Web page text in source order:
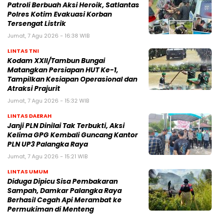
Patroli Berbuah Aksi Heroik, Satlantas
Polres Kotim Evakuasi Korban
Tersengat Listrik
Jumat, 7 Agu 2026 - 16:38 WIB
LINTAS TNI
Kodam XXII/Tambun Bungai
Matangkan Persiapan HUT Ke-1,
Tampilkan Kesiapan Operasional dan
Atraksi Prajurit
Jumat, 7 Agu 2026 - 15:32 WIB
LINTAS DAERAH
Janji PLN Dinilai Tak Terbukti, Aksi
Kelima GPG Kembali Guncang Kantor
PLN UP3 Palangka Raya
Jumat, 7 Agu 2026 - 15:21 WIB
LINTAS UMUM
Diduga Dipicu Sisa Pembakaran
Sampah, Damkar Palangka Raya
Berhasil Cegah Api Merambat ke
Permukiman di Menteng